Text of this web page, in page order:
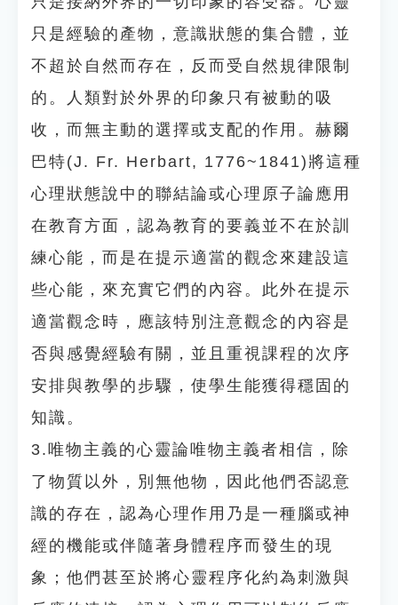
只是經驗的產物，意識狀態的集合體，並
不超於自然而存在，反而受自然規律限制
的。人類對於外界的印象只有被動的吸
收，而無主動的選擇或支配的作用。赫爾
巴特(J. Fr. Herbart, 1776~1841)將這種
心理狀態說中的聯結論或心理原子論應用
在教育方面，認為教育的要義並不在於訓
練心能，而是在提示適當的觀念來建設這
些心能，來充實它們的內容。此外在提示
適當觀念時，應該特別注意觀念的內容是
否與感覺經驗有關，並且重視課程的次序
安排與教學的步驟，使學生能獲得穩固的
知識。
3.唯物主義的心靈論唯物主義者相信，除
了物質以外，別無他物，因此他們否認意
識的存在，認為心理作用乃是一種腦或神
經的機能或伴隨著身體程序而發生的現
象；他們甚至於將心靈程序化約為刺激與